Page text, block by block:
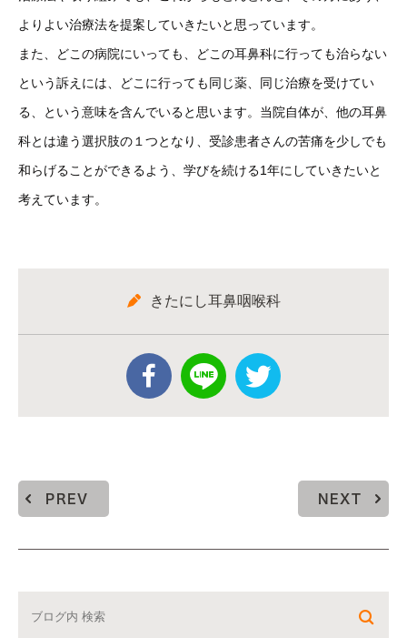
よりよい治療法を提案していきたいと思っています。
また、どこの病院にいっても、どこの耳鼻科に行っても治らない
という訴えには、どこに行っても同じ薬、同じ治療を受けてい
る、という意味を含んでいると思います。当院自体が、他の耳鼻
科とは違う選択肢の１つとなり、受診患者さんの苦痛を少しでも
和らげることができるよう、学びを続ける1年にしていきたいと
考えています。
きたにし耳鼻咽喉科
PREV NEXT